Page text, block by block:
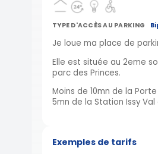
TYPE D'ACCÈS AU PARKING
Je loue ma place de
Elle est située au 2eme
parc des Princes.
Moins de 10mn de la
5mn de la Station Issy Val
Exemples de tarifs